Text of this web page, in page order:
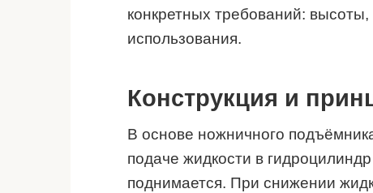
конкретных требований:
использования.
Конструкция и
В основе ножничного
подаче жидкости в
поднимается. При снижении